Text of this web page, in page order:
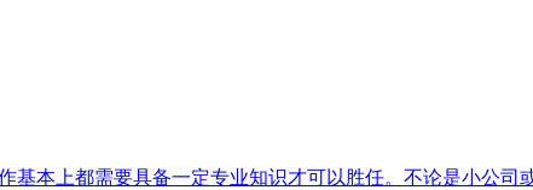
本上都需要具备一定专业知识才可以胜任。不论是小公司